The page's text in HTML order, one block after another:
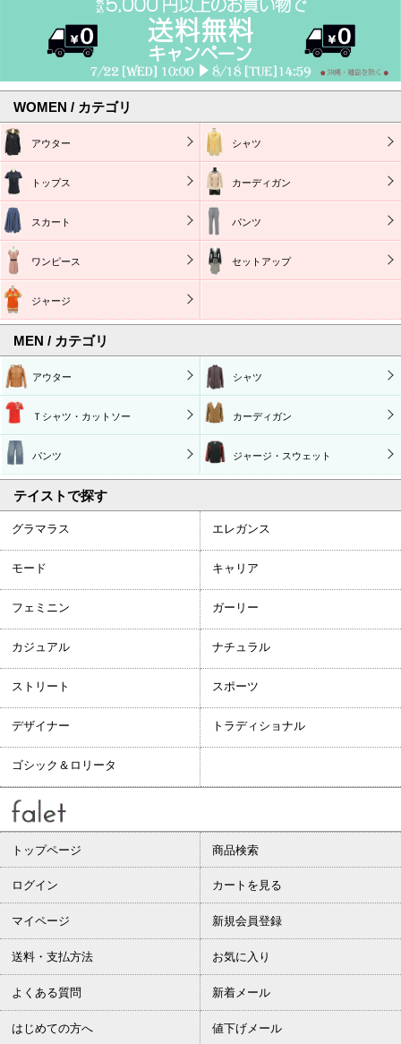
WOMEN / カテゴリ
アウター シャツ
トップス カーディガン
スカート パンツ
ワンピース セットアップ
ジャージ
MEN / カテゴリ
アウター シャツ
Ｔシャツ・カットソー カーディガン
パンツ ジャージ・スウェット
テイストで探す
グラマラス エレガンス
モード キャリア
フェミニン ガーリー
カジュアル ナチュラル
ストリート スポーツ
デザイナー トラディショナル
ゴシック＆ロリータ
トップページ 商品検索
ログイン カートを見る
マイページ 新規会員登録
送料・支払方法 お気に入り
よくある質問 新着メール
はじめての方へ 値下げメール